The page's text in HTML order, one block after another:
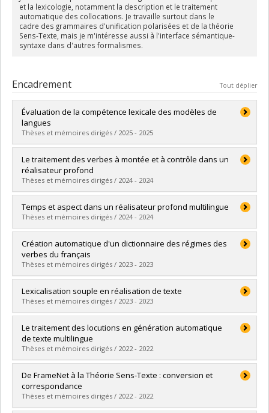
et la lexicologie, notamment la description et le traitement
automatique des collocations. Je travaille surtout dans le
cadre des grammaires d'unification polarisées et de la théorie
Sens-Texte, mais je m'intéresse aussi à l'interface sémantique-
syntaxe dans d'autres formalismes.
Encadrement Tout déplier
Évaluation de la compétence lexicale des modèles de
langues
Thèses et mémoires dirigés / 2025 - 2025
Diplômé(e) :Li, Shuxu
Cycle :Maîtrise
Diplôme obtenu :M.A.
Lien vers le document dans Papyrus
Le traitement des verbes à montée et à contrôle dans un
réalisateur profond
Thèses et mémoires dirigés / 2024 - 2024
Diplômé(e) :Qiao, Yunpeng
Cycle : Maîtrise
Diplôme obtenu :M.A.
Lien vers le document dans Papyrus
Temps et aspect dans un réalisateur profond multilingue
Thèses et mémoires dirigés / 2024 - 2024
Diplômé(e) :Negrón Rodríguez, Jaime Andrés
Cycle :Maîtrise
Diplôme obtenu :M.A.
Lien vers le document dans Papyrus
Création automatique d'un dictionnaire des régimes des
verbes du français
Thèses et mémoires dirigés / 2023 - 2023
Diplômé(e) :Hassert, Naïma
Cycle : Maîtrise
Diplôme obtenu :M.A.
Lien vers le document dans Papyrus
Lexicalisation souple en réalisation de texte
Thèses et mémoires dirigés / 2023 - 2023
Diplômé(e) :Gazeau, Avril
Cycle :Maîtrise
Diplôme obtenu :M.A.
Lien vers le document dans Papyrus
Le traitement des locutions en génération automatique
de texte multilingue
Thèses et mémoires dirigés / 2022 - 2022
Diplômé(e) : Dubé, Michaelle
Cycle :Maîtrise
Diplôme obtenu :M.A.
Lien vers le document dans Papyrus
De FrameNet à la Théorie Sens-Texte : conversion et
correspondance
Thèses et mémoires dirigés / 2022 - 2022